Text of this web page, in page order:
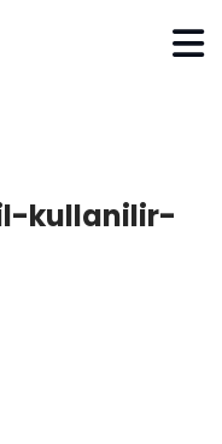
kullanilir-